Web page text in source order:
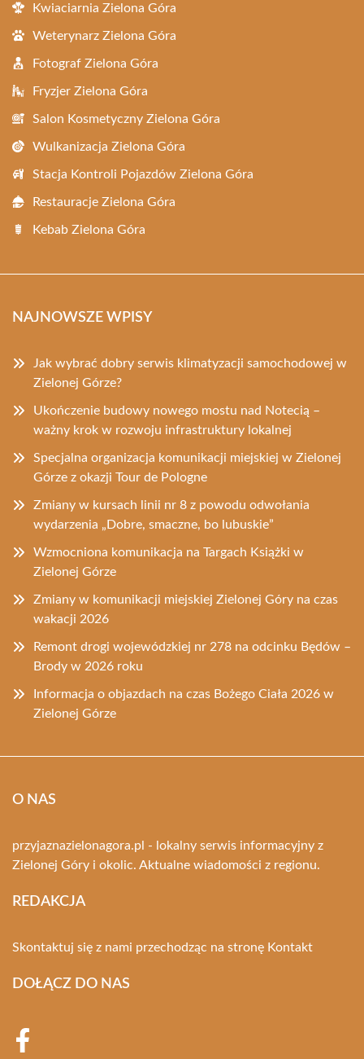
Kwiaciarnia Zielona Góra
Weterynarz Zielona Góra
Fotograf Zielona Góra
Fryzjer Zielona Góra
Salon Kosmetyczny Zielona Góra
Wulkanizacja Zielona Góra
Stacja Kontroli Pojazdów Zielona Góra
Restauracje Zielona Góra
Kebab Zielona Góra
NAJNOWSZE WPISY
Jak wybrać dobry serwis klimatyzacji samochodowej w
Zielonej Górze?
Ukończenie budowy nowego mostu nad Notecią –
ważny krok w rozwoju infrastruktury lokalnej
Specjalna organizacja komunikacji miejskiej w Zielonej
Górze z okazji Tour de Pologne
Zmiany w kursach linii nr 8 z powodu odwołania
wydarzenia „Dobre, smaczne, bo lubuskie”
Wzmocniona komunikacja na Targach Książki w
Zielonej Górze
Zmiany w komunikacji miejskiej Zielonej Góry na czas
wakacji 2026
Remont drogi wojewódzkiej nr 278 na odcinku Będów –
Brody w 2026 roku
Informacja o objazdach na czas Bożego Ciała 2026 w
Zielonej Górze
O NAS
przyjaznazielonagora.pl - lokalny serwis informacyjny z
Zielonej Góry i okolic. Aktualne wiadomości z regionu.
REDAKCJA
Skontaktuj się z nami przechodząc na stronę Kontakt
DOŁĄCZ DO NAS